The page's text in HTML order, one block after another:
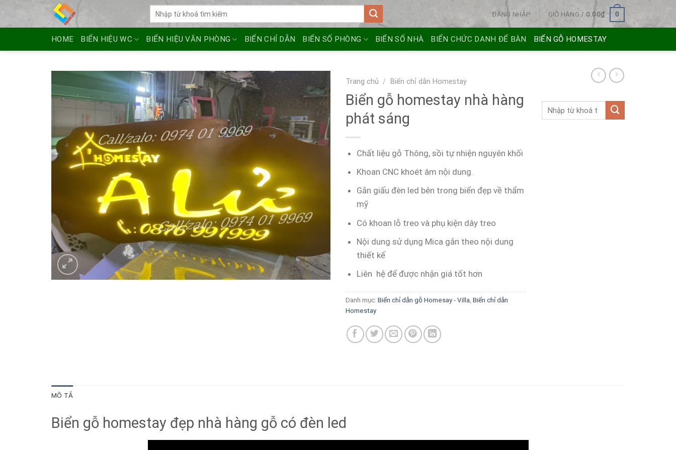
ĐĂNG NHẬP GIỎ HÀNG / 0.00₫ 0
HOME BIỂN HIỆU WC BIỂN HIỆU VĂN PHÒNG BIỂN CHỈ DẪN BIỂN SỐ PHÒNG BIỂN SỐ NHÀ BIỂN CHỨC DANH ĐỂ BÀN BIỂN GỖ HOMESTAY
Trang chủ / Biển chỉ dẫn Homestay
Biển gỗ homestay nhà hàng
phát sáng
Chất liệu gỗ Thông, sồi tự nhiện nguyên khối
Khoan CNC khoét âm nội dung.
Gắn giấu đèn led bên trong biển đẹp về thẩm
mỹ
Có khoan lỗ treo và phụ kiện dây treo
Nội dung sử dụng Mica gắn theo nội dung
thiết kế
Liên hệ để được nhận giá tốt hơn
Danh mục:Biển chỉ dẫn gỗ Homesay - Villa Biển chỉ dẫn
Homestay
MÔ TẢ
Biển gỗ homestay đẹp nhà hàng gỗ có đèn led